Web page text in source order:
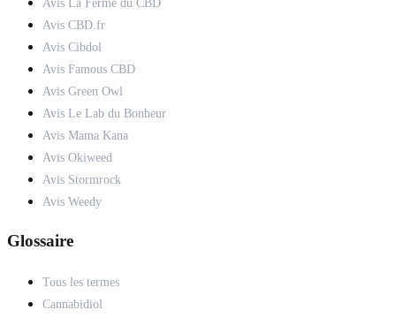
Avis La Ferme du CBD
Avis CBD.fr
Avis Cibdol
Avis Famous CBD
Avis Green Owl
Avis Le Lab du Bonheur
Avis Mama Kana
Avis Okiweed
Avis Stormrock
Avis Weedy
Glossaire
Tous les termes
Cannabidiol